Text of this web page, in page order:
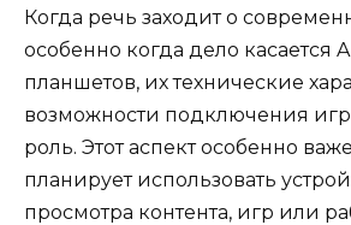
Когда речь заходит о
особенно когда дело касается
планшетов, их технические
возможности подключения
роль. Этот аспект особенно
планирует использовать
просмотра контента, игр или